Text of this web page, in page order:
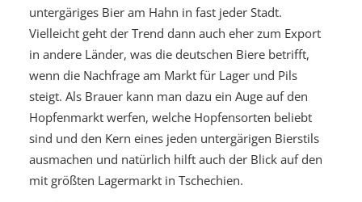
untergäriges Bier am Hahn in fast jeder Stadt.
Vielleicht geht der Trend dann auch eher zum Export
in andere Länder, was die deutschen Biere betrifft,
wenn die Nachfrage am Markt für Lager und Pils
steigt. Als Brauer kann man dazu ein Auge auf den
Hopfenmarkt werfen, welche Hopfensorten beliebt
sind und den Kern eines jeden untergärigen Bierstils
ausmachen und natürlich hilft auch der Blick auf den
mit größten Lagermarkt in Tschechien.